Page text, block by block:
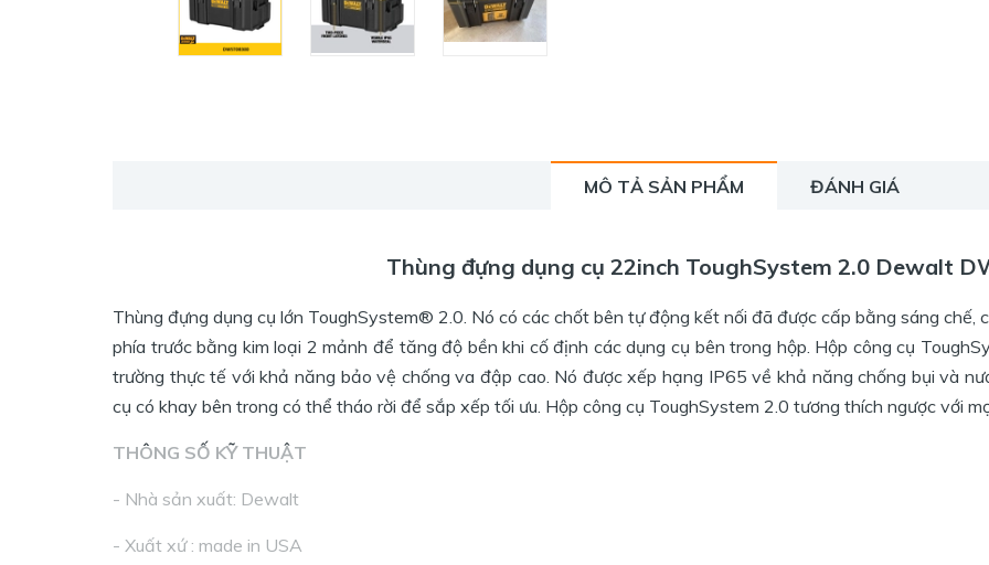
MÔ TẢ SẢN PHẨM ĐÁNH GIÁ
Thùng đựng dụng cụ 22inch ToughSystem 2.0 Dewalt
Thùng đựng dụng cụ lớn ToughSystem® 2.0. Nó có các chốt bên tự động kết nối đã được cấp bằng sáng
phía trước bằng kim loại 2 mảnh để tăng độ bền khi cố định các dụng cụ bên trong hộp. Hộp công cụ
trường thực tế với khả năng bảo vệ chống va đập cao. Nó được xếp hạng IP65 về khả năng chống bụi và
cụ có khay bên trong có thể tháo rời để sắp xếp tối ưu. Hộp công cụ ToughSystem 2.0 tương thích ngược với
THÔNG SỐ KỸ THUẬT
- Nhà sản xuất: Dewalt
- Xuất xứ : made in USA